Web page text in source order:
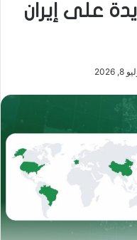
على إيران
8, 2026